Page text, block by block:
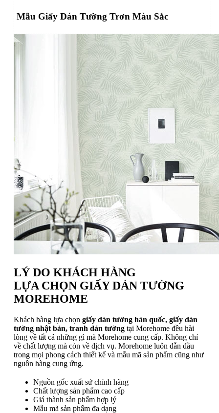
Mẫu Giấy Dán Tường Trơn Màu Sắc
LÝ DO KHÁCH HÀNG
LỰA CHỌN GIẤY DÁN TƯỜNG
MOREHOME
Khách hàng lựa chọn giấy dán tường hàn quốc, giấy dán
tường nhật bản, tranh dán tường tại Morehome đều hài
lòng về tất cả những gì mà Morehome cung cấp. Không chỉ
về chất lượng mà còn về dịch vụ. Morehome luôn dẫn đầu
trong mọi phong cách thiết kế và mẫu mã sản phẩm cũng như
nguồn hàng cung ứng.
Nguồn gốc xuất sứ chính hãng
Chất lượng sản phẩm cao cấp
Giá thành sản phẩm hợp lý
Mẫu mã sản phẩm đa dạng